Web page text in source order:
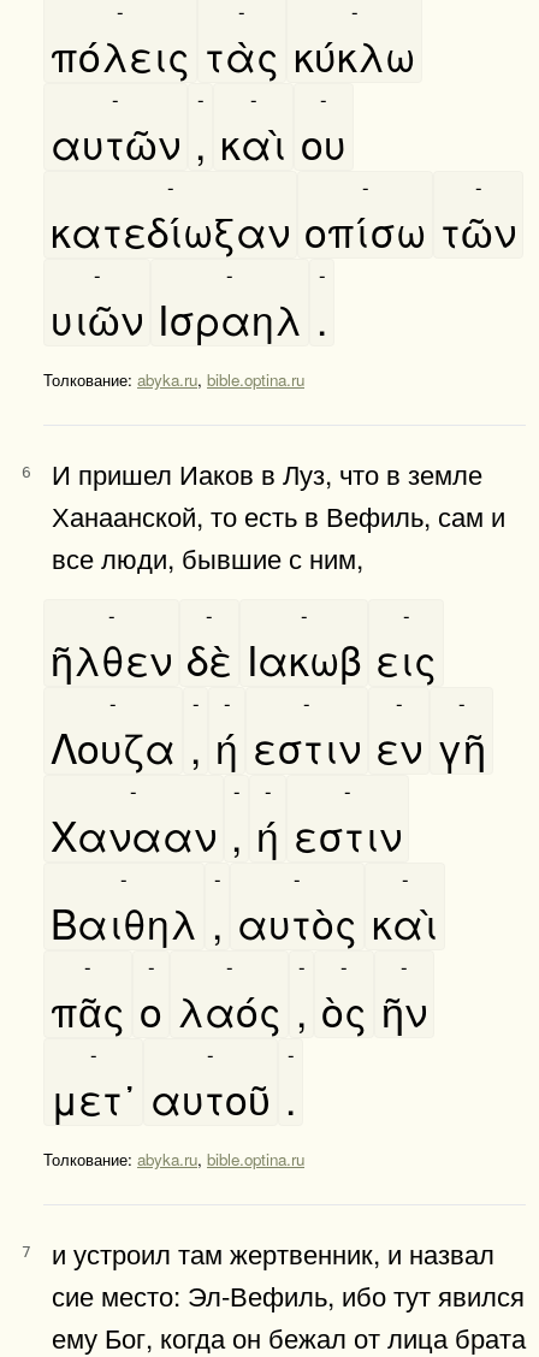
πόλεις
-
τὰς
-
κύκλω
-
αυτῶν
-
,
-
καὶ
-
ου
-
κατεδίωξαν
-
οπίσω
-
τῶν
-
υιῶν
-
Ισραηλ
-
.
-
Толкование: abyka.ru, bible.optina.ru
6
И пришел Иаков в Луз, что в земле
Ханаанской, то есть в Вефиль, сам и
все люди, бывшие с ним,
ῆλθεν
-
δὲ
-
Ιακωβ
-
εις
-
Λουζα
-
,
-
ή
-
εστιν
-
εν
-
γῆ
-
Χανααν
-
,
-
ή
-
εστιν
-
Βαιθηλ
-
,
-
αυτὸς
-
καὶ
-
πᾶς
-
ο
-
λαός
-
,
-
ὸς
-
ῆν
-
μετ᾿
-
αυτοῦ
-
.
-
Толкование: abyka.ru, bible.optina.ru
7
и устроил там жертвенник, и назвал
сие место: Эл-Вефиль, ибо тут явился
ему Бог, когда он бежал от лица брата